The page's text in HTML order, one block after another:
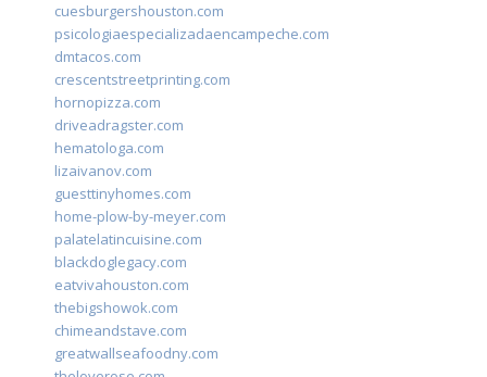
cuesburgershouston.com
psicologiaespecializadaencampeche.com
dmtacos.com
crescentstreetprinting.com
hornopizza.com
driveadragster.com
hematologa.com
lizaivanov.com
guesttinyhomes.com
home-plow-by-meyer.com
palatelatincuisine.com
blackdoglegacy.com
eatvivahouston.com
thebigshowok.com
chimeandstave.com
greatwallseafoodny.com